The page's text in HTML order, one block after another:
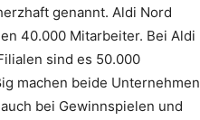
genannt. Aldi Nord
40.000 Mitarbeiter. Bei Aldi
sind es 50.000
machen beide Unternehmen
bei Gewinnspielen und